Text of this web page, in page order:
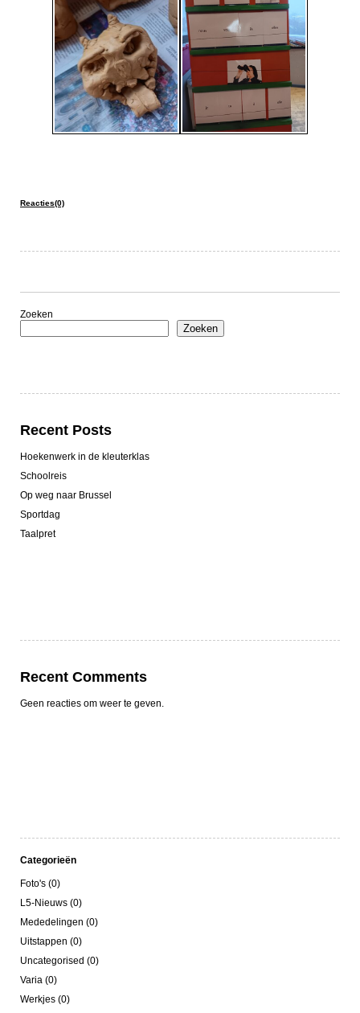
Reacties(0)
Zoeken
Zoeken
Recent Posts
Hoekenwerk in de kleuterklas
Schoolreis
Op weg naar Brussel
Sportdag
Taalpret
Recent Comments
Geen reacties om weer te geven.
Categorieën
Foto's (0)
L5-Nieuws (0)
Mededelingen (0)
Uitstappen (0)
Uncategorised (0)
Varia (0)
Werkjes (0)